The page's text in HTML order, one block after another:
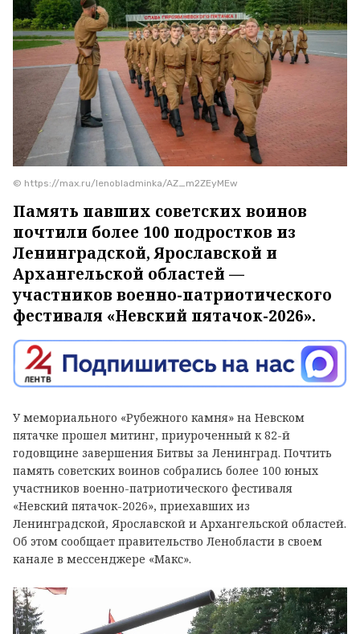
© https://max.ru/lenobladminka/AZ_m2ZEyMEw
Память павших советских воинов
почтили более 100 подростков из
Ленинградской, Ярославской и
Архангельской областей —
участников военно-патриотического
фестиваля «Невский пятачок-2026».
У мемориального «Рубежного камня» на Невском
пятачке прошел митинг, приуроченный к 82-й
годовщине завершения Битвы за Ленинград. Почтить
память советских воинов собрались более 100 юных
участников военно-патриотического фестиваля
«Невский пятачок-2026», приехавших из
Ленинградской, Ярославской и Архангельской областей.
Об этом сообщает правительство Ленобласти в своем
канале в мессенджере «Макс».